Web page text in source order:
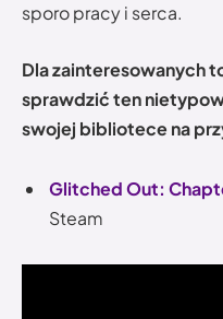
sporo pracy i serca.
Dla zainteresowanych
sprawdzić ten
swojej bibliotece na
Glitched Out:
Steam